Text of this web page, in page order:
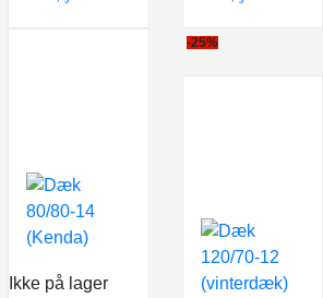
Ikke på lager
-25%